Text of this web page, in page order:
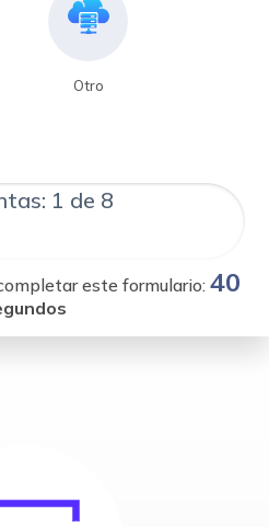
Otro
1 de 8
este formulario: 40